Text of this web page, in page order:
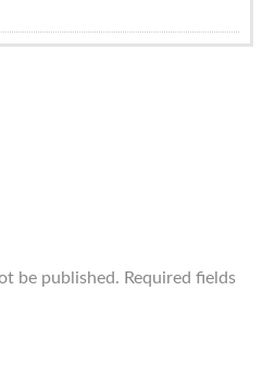
be published. Required fields